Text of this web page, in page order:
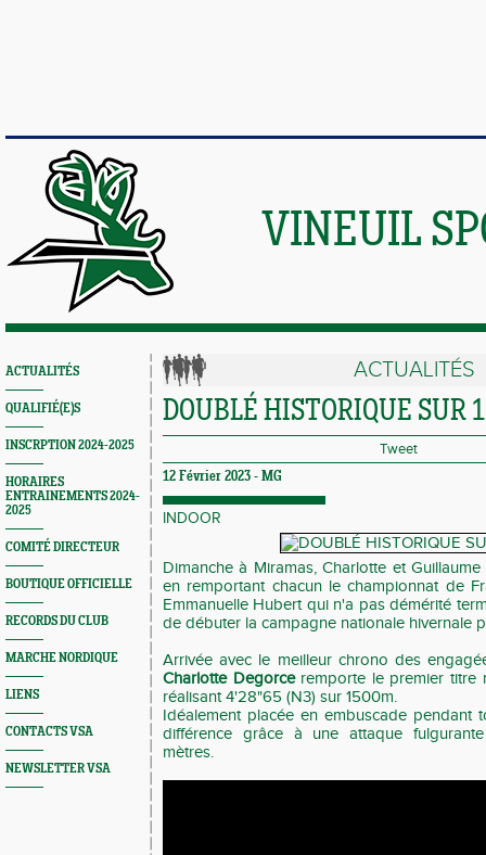
VINEUIL
ACTUALITÉS
QUALIFIÉ(E)S
INSCRPTION 2024-2025
HORAIRES
ENTRAINEMENTS 2024-
2025
COMITÉ DIRECTEUR
BOUTIQUE OFFICIELLE
RECORDS DU CLUB
MARCHE NORDIQUE
LIENS
CONTACTS VSA
NEWSLETTER VSA
ACTUALITÉS
DOUBLÉ HISTORIQUE SUR
Tweet
12 Février 2023 - MG
INDOOR
Dimanche à Miramas, Charlotte et
en remportant chacun le championnat de
Emmanuelle Hubert qui n'a pas démérité
de débuter la campagne nationale hivernale
Arrivée avec le meilleur chrono des
Charlotte Degorceremporte le premier titre
réalisant 4'28"65 (N3) sur 1500m.
Idéalement placée en embuscade pendant
différence grâce à une attaque
mètres.